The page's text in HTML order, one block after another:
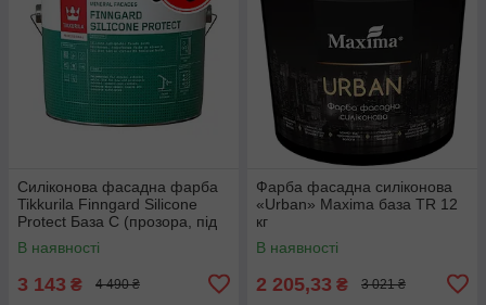
Силіконова фасадна фарба
Tikkurila Finngard Silicone
Protect База С (прозора, під
тонування) 9л
В наявності
3 143 ₴ 4 490 ₴
Фарба фасадна силіконова
«Urban» Maxima база TR 12
кг
В наявності
2 205,33 ₴ 3 021 ₴